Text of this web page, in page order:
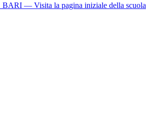
BARI — Visita la pagina iniziale della scuola